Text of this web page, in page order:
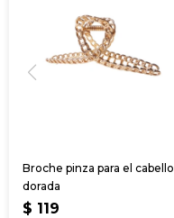
Broche pinza para el cabello
dorada
$ 119